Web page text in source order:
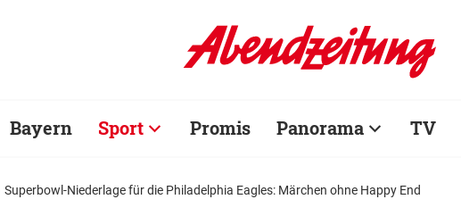
Bayern Sport Promis Panorama TV
Superbowl-Niederlage für die Philadelphia Eagles: Märchen ohne Happy End